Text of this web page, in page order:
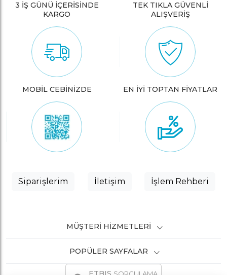
3 İŞ GÜNÜ İÇERİSİNDE
KARGO
TEK TIKLA GÜVENLİ
ALIŞVERİŞ
MOBİL CEBİNİZDE EN İYİ TOPTAN FİYATLAR
Siparişlerim İletişim İşlem Rehberi
MÜŞTERI HIZMETLERI
POPÜLER SAYFALAR